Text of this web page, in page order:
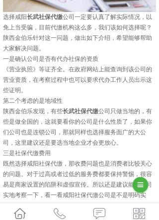
选择咸阳长武社保代缴公司一定要认真了解实际情况，以
免上当受骗，目前代缴机构这么多，我们该如何选择呢？
陕西金伯乐针对这一问题，做出如下介绍，希望能够帮助
大家解决问题。
一是确认公司是否有代办社保的资质
《营业执照》等证齐全。在政府网站上能查询到该公司的
营业资质，在考察过程中也可以要求代办工作人员出示这
些证明。
第二个考虑的是地域性
陕西金伯乐发现，有些长武社保代缴公司只做当地的，有
些是做全国的，这就要看你的公司是什么性质了，如果你
们公司也是连锁公司，那就同样也选择服务面广的大公
司，这里建议还是要选当地企业才会更放心。
三是社保代缴费用
既然选择咸阳社保代缴，那收费问题也是消费者比较关心
的问题。对于过高或者过低的服务费都要保持警惕，很容
易是商家设置的陷阱和虚假宣传。所以还是建议能到公司
实地考察一下，看一看咸阳社保代缴公司是不是明码实
急，想清楚再做决定。